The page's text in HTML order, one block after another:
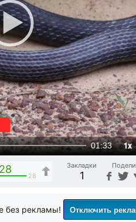
01:33 1x
28
Закладки
1
без рекламы! Отключить